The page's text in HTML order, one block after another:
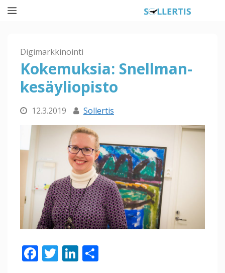
Siirry
sisältöön
Valikko
Digimarkkinointi
Kokemuksia: Snellman-
kesäyliopisto
12.3.2019 Sollertis
F T Li